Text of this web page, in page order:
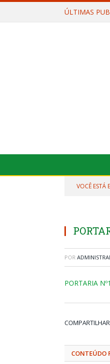
ÚLTIMAS
VOCÊ ESTÁ
POR
PORTARIA
CONTEÚDO